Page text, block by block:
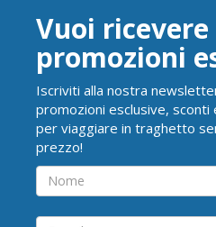
Vuoi ricevere
promozioni
Iscriviti alla nostra
promozioni esclusive,
per viaggiare in traghetto
prezzo!